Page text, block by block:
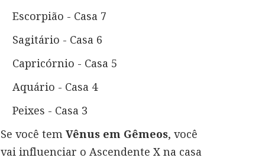
Escorpião - Casa 7
Sagitário - Casa 6
Capricórnio - Casa 5
Aquário - Casa 4
Peixes - Casa 3
Se você tem Vênus em Gêmeos, você
vai influenciar o Ascendente X na casa